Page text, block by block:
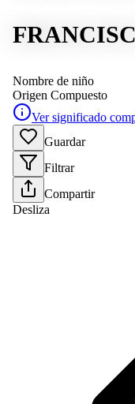
Nombre de niño
Origen Compuesto
Ver significado
Guardar
Filtrar
Compartir
Desliza